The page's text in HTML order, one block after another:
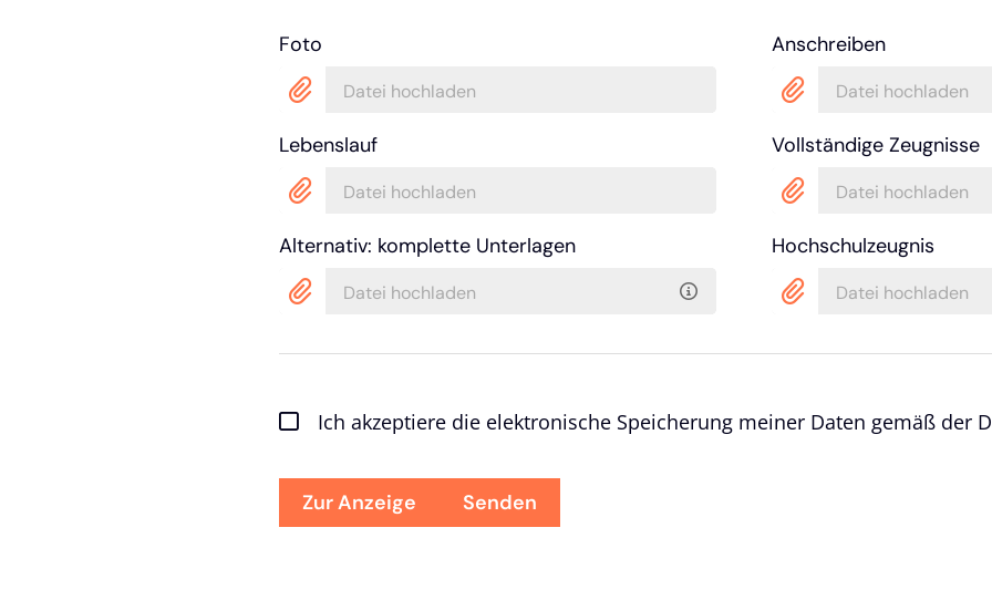
Foto
Datei hochladen
Anschreiben
Datei hochladen
Lebenslauf
Datei hochladen
Vollständige Zeugnisse
Datei hochladen
Alternativ: komplette Unterlagen
Datei hochladen
Hochschulzeugnis
Datei hochladen
Ich akzeptiere die elektronische Speicherung meiner Daten gemäß der
Zur Anzeige Senden